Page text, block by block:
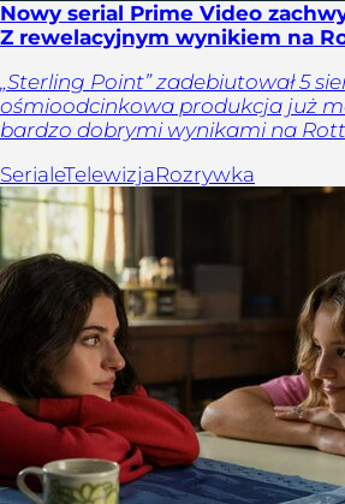
Nowy serial Prime Video
Z rewelacyjnym wynikiem na
„Sterling Point” zadebiutował 5
ośmioodcinkowa produkcja już
bardzo dobrymi wynikami na
SerialeTelewizjaRozrywka